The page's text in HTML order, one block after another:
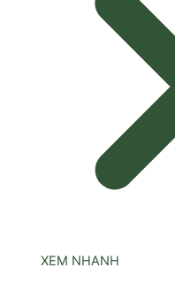
XEM NHANH